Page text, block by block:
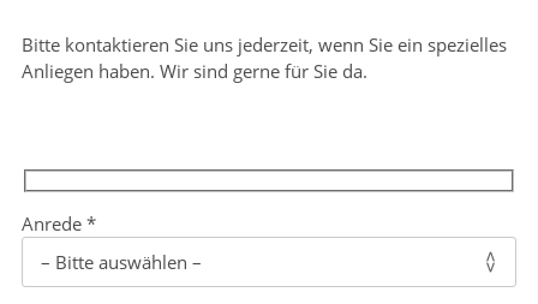
Bitte kontaktieren Sie uns jederzeit, wenn Sie ein spezielles
Anliegen haben. Wir sind gerne für Sie da.
Anrede (Pflichtfeld)
*